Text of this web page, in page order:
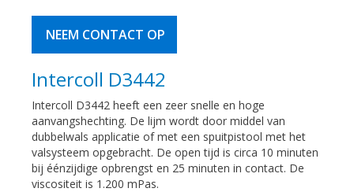
NEEM CONTACT OP
Intercoll D3442
Intercoll D3442 heeft een zeer snelle en hoge
aanvangshechting. De lijm wordt door middel van
dubbelwals applicatie of met een spuitpistool met het
valsysteem opgebracht. De open tijd is circa 10 minuten
bij éénzijdige opbrengst en 25 minuten in contact. De
viscositeit is 1.200 mPas.